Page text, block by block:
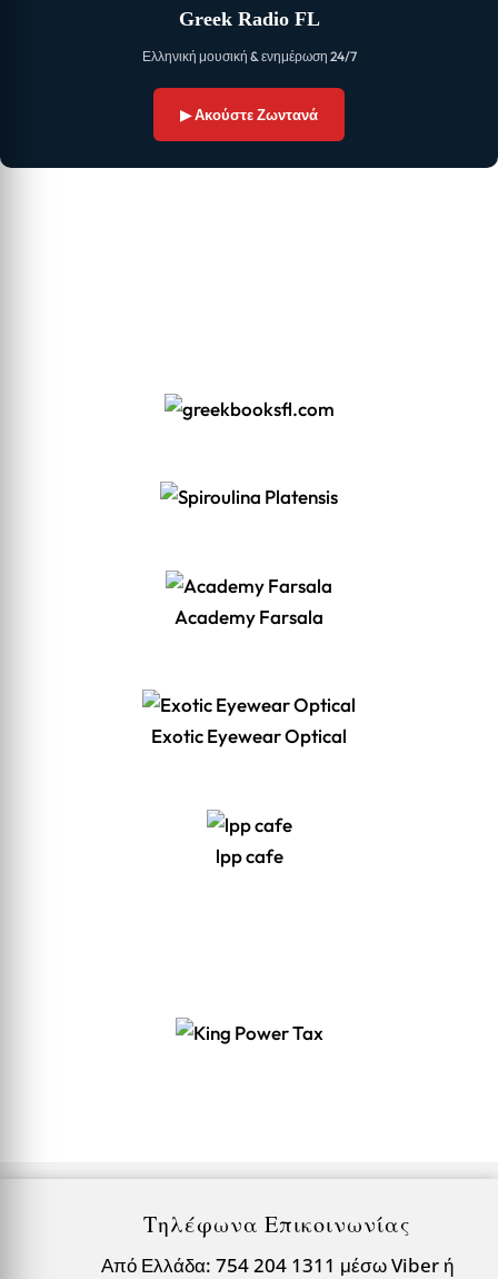
Greek Radio FL
Ελληνική μουσική & ενημέρωση 24/7
▶ Ακούστε Ζωντανά
Academy Farsala
Exotic Eyewear Optical
lpp cafe
Τηλέφωνα Επικοινωνίας
Από Ελλάδα: 754 204 1311 μέσω Viber ή